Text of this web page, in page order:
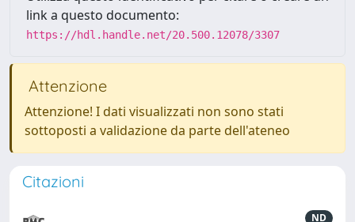
link a questo documento:
https://hdl.handle.net/20.500.12078/3307
Attenzione
Attenzione! I dati visualizzati non sono stati
sottoposti a validazione da parte dell'ateneo
Citazioni
ND